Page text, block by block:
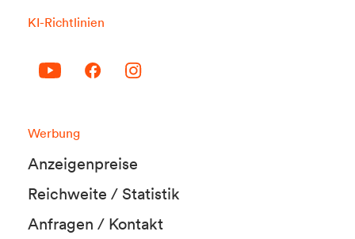
KI-Richtlinien
Werbung
Anzeigenpreise
Reichweite / Statistik
Anfragen / Kontakt